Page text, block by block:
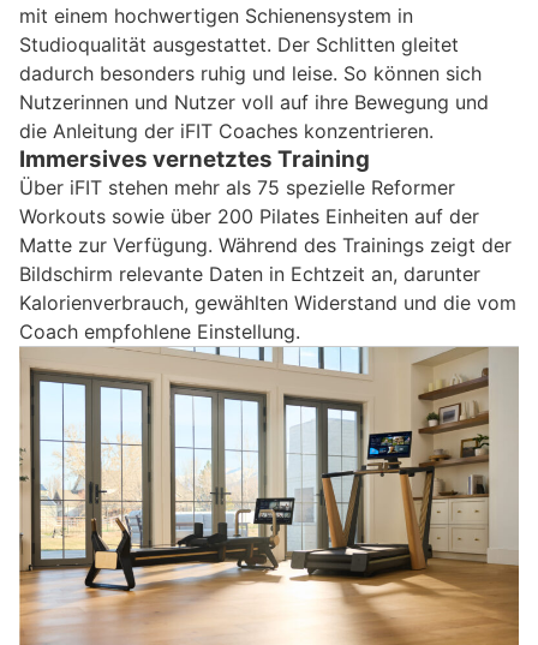
mit einem hochwertigen Schienensystem in
Studioqualität ausgestattet. Der Schlitten gleitet
dadurch besonders ruhig und leise. So können sich
Nutzerinnen und Nutzer voll auf ihre Bewegung und
die Anleitung der iFIT Coaches konzentrieren.
Immersives vernetztes Training
Über iFIT stehen mehr als 75 spezielle Reformer
Workouts sowie über 200 Pilates Einheiten auf der
Matte zur Verfügung. Während des Trainings zeigt der
Bildschirm relevante Daten in Echtzeit an, darunter
Kalorienverbrauch, gewählten Widerstand und die vom
Coach empfohlene Einstellung.